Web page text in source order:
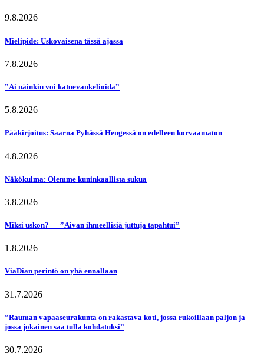
9.8.2026
Mielipide: Uskovaisena tässä ajassa
7.8.2026
”Ai näinkin voi katuevankelioida”
5.8.2026
Pääkirjoitus: Saarna Pyhässä Hengessä on edelleen korvaamaton
4.8.2026
Näkökulma: Olemme kuninkaallista sukua
3.8.2026
Miksi uskon? — ”Aivan ihmeellisiä juttuja tapahtui”
1.8.2026
ViaDian perintö on yhä ennallaan
31.7.2026
”Rauman vapaaseurakunta on rakastava koti, jossa rukoillaan paljon ja
jossa jokainen saa tulla kohdatuksi”
30.7.2026